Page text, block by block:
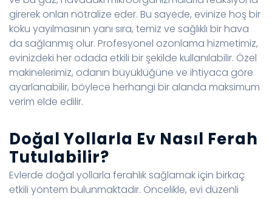
girerek onları nötralize eder. Bu sayede, evinize hoş bir
koku yayılmasının yanı sıra, temiz ve sağlıklı bir hava
da sağlanmış olur. Profesyonel ozonlama hizmetimiz,
evinizdeki her odada etkili bir şekilde kullanılabilir. Özel
makinelerimiz, odanın büyüklüğüne ve ihtiyaca göre
ayarlanabilir, böylece herhangi bir alanda maksimum
verim elde edilir.
Doğal Yollarla Ev Nasıl Ferah
Tutulabilir?
Evlerde doğal yollarla ferahlık sağlamak için birkaç
etkili yöntem bulunmaktadır. Öncelikle, evi düzenli